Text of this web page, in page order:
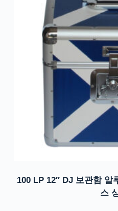
100 LP 12″ DJ 보관함 알
스